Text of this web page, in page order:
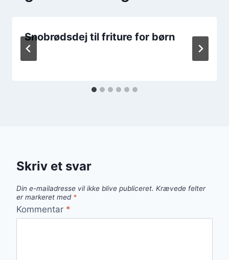
Snobrødsdej til friture for børn
Skriv et svar
Din e-mailadresse vil ikke blive publiceret. Krævede felter
er markeret med *
Kommentar *